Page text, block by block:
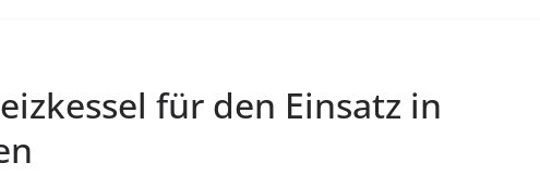
für den Einsatz in